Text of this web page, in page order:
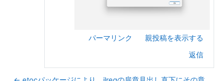
パーマリンク
親投稿を表示する
返信